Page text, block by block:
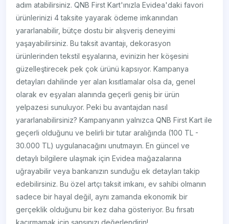
adım atabilirsiniz. QNB First Kart'ınızla Evidea'daki favori
ürünlerinizi 4 taksite yayarak ödeme imkanından
yararlanabilir, bütçe dostu bir alışveriş deneyimi
yaşayabilirsiniz. Bu taksit avantajı, dekorasyon
ürünlerinden tekstil eşyalarına, evinizin her köşesini
güzelleştirecek pek çok ürünü kapsıyor. Kampanya
detayları dahilinde yer alan kısıtlamalar olsa da, genel
olarak ev eşyaları alanında geçerli geniş bir ürün
yelpazesi sunuluyor. Peki bu avantajdan nasıl
yararlanabilirsiniz? Kampanyanın yalnızca QNB First Kart ile
geçerli olduğunu ve belirli bir tutar aralığında (100 TL -
30.000 TL) uygulanacağını unutmayın. En güncel ve
detaylı bilgilere ulaşmak için Evidea mağazalarına
uğrayabilir veya bankanızın sunduğu ek detayları takip
edebilirsiniz. Bu özel artçı taksit imkanı, ev sahibi olmanın
sadece bir hayal değil, aynı zamanda ekonomik bir
gerçeklik olduğunu bir kez daha gösteriyor. Bu fırsatı